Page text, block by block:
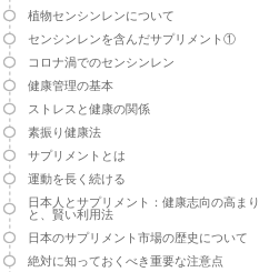
植物センシンレンについて
センシンレンを含んだサプリメント①
コロナ渦でのセンシンレン
健康管理の基本
ストレスと健康の関係
素振り健康法
サプリメントとは
運動を長く続ける
日本人とサプリメント：健康志向の高まり
と、賢い利用法
日本のサプリメント市場の歴史について
絶対に知っておくべき重要な注意点